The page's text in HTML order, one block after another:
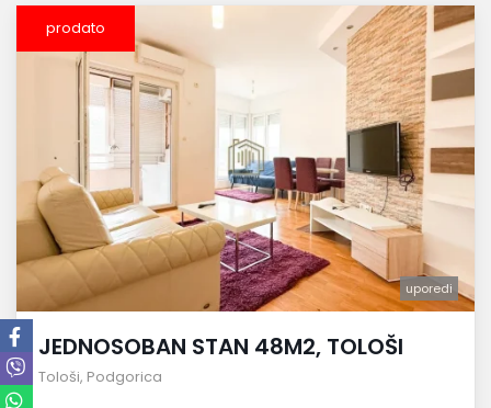
prodato
uporedi
JEDNOSOBAN STAN 48M2, TOLOŠI
Tološi, Podgorica